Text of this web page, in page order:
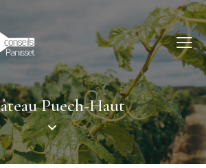
Puech-Haut